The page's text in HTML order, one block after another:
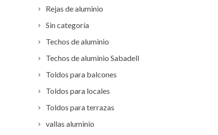
Rejas de aluminio
Sin categoría
Techos de aluminio
Techos de aluminio Sabadell
Toldos para balcones
Toldos para locales
Toldos para terrazas
vallas aluminio